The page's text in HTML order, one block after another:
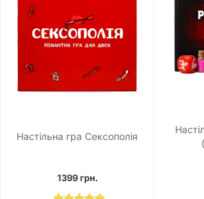
Настільна гра Сексополія
1399 грн.